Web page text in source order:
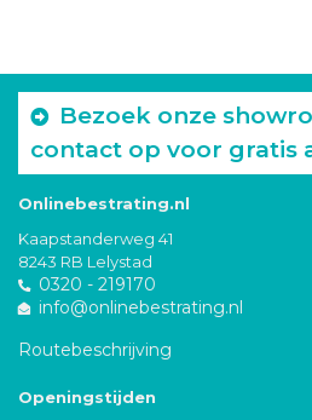
Bezoek onze
contact op voor gratis
Onlinebestrating.nl
Kaapstanderweg 41
8243 RB Lelystad
0320 - 219170
info@onlinebestrating.nl
Routebeschrijving
Openingstijden